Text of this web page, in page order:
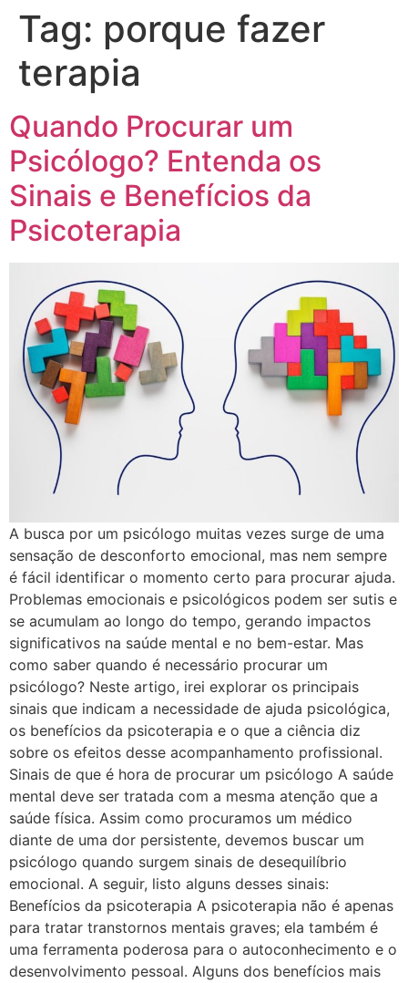
Tag: porque fazer
terapia
Quando Procurar um
Psicólogo? Entenda os
Sinais e Benefícios da
Psicoterapia
A busca por um psicólogo muitas vezes surge de uma
sensação de desconforto emocional, mas nem sempre
é fácil identificar o momento certo para procurar ajuda.
Problemas emocionais e psicológicos podem ser sutis e
se acumulam ao longo do tempo, gerando impactos
significativos na saúde mental e no bem-estar. Mas
como saber quando é necessário procurar um
psicólogo? Neste artigo, irei explorar os principais
sinais que indicam a necessidade de ajuda psicológica,
os benefícios da psicoterapia e o que a ciência diz
sobre os efeitos desse acompanhamento profissional.
Sinais de que é hora de procurar um psicólogo A saúde
mental deve ser tratada com a mesma atenção que a
saúde física. Assim como procuramos um médico
diante de uma dor persistente, devemos buscar um
psicólogo quando surgem sinais de desequilíbrio
emocional. A seguir, listo alguns desses sinais:
Benefícios da psicoterapia A psicoterapia não é apenas
para tratar transtornos mentais graves; ela também é
uma ferramenta poderosa para o autoconhecimento e o
desenvolvimento pessoal. Alguns dos benefícios mais